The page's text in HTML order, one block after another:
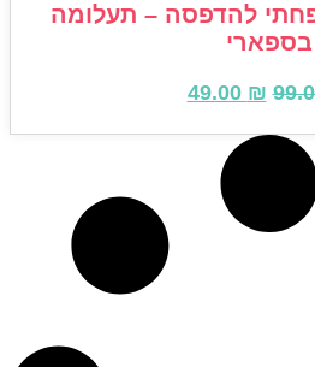
להדפסה – תעלומה
בספארי
המחיר
היה:
49.00₪
המחיר
הוא: